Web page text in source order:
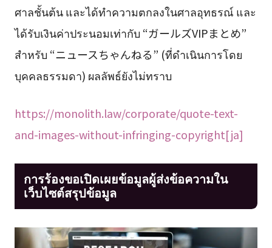
ศาลชั้นต้น และได้ทำความตกลงในศาลอุทธรณ์ และ
ได้รับเงินค่าประนอมเท่ากับ “ガールズVIPまとめ”
สำหรับ “ニュースちゃんねる” (ที่ดำเนินการโดย
บุคคลธรรมดา) ผลลัพธ์ยังไม่ทราบ
https://monolith.law/corporate/quote-text-
and-images-without-infringing-copyright[ja]
การร้องขอเปิดเผยข้อมูลผู้ส่งข้อความใน
เว็บไซต์สรุปข้อมูล